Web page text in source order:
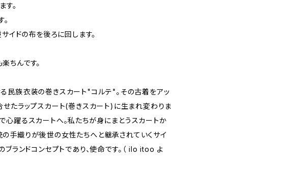
。
イドの布を後ろに回します。
ちんです。
民族衣装の巻きスカート"コルテ"。その古着をアッ
せたラップスカート(巻きスカート)に生まれ変わりま
心躍るスカートへ。私たちが身にまとうスカートか
手織りが後世の女性たちへと継承されていくサイ
ランドコンセプトであり、使命です。（ ilo itoo よ